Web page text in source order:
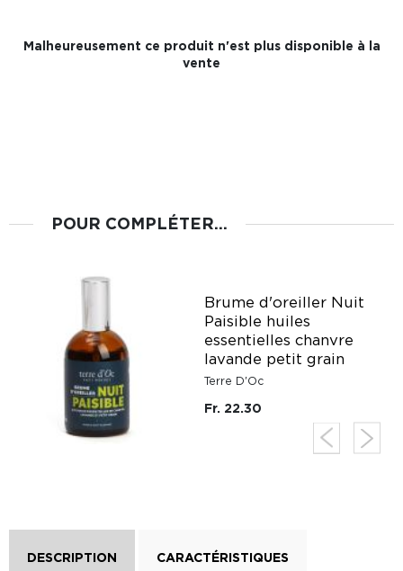
Malheureusement ce produit n'est plus disponible à la
vente
POUR COMPLÉTER...
Brume d'oreiller Nuit
Paisible huiles
essentielles chanvre
lavande petit grain
Terre D'Oc
Fr. 22.30
DESCRIPTION CARACTÉRISTIQUES